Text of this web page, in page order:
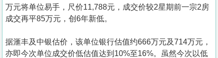
万元将单位易手，尺价11,788元，成交价较2星期前一宗2房
成交再平85万元，创6年新低。
据滙丰及中银估价，该单位银行估值约666万元及714万元，
亦即今次单位成交价低估值达到10%至16%。虽然今次以低